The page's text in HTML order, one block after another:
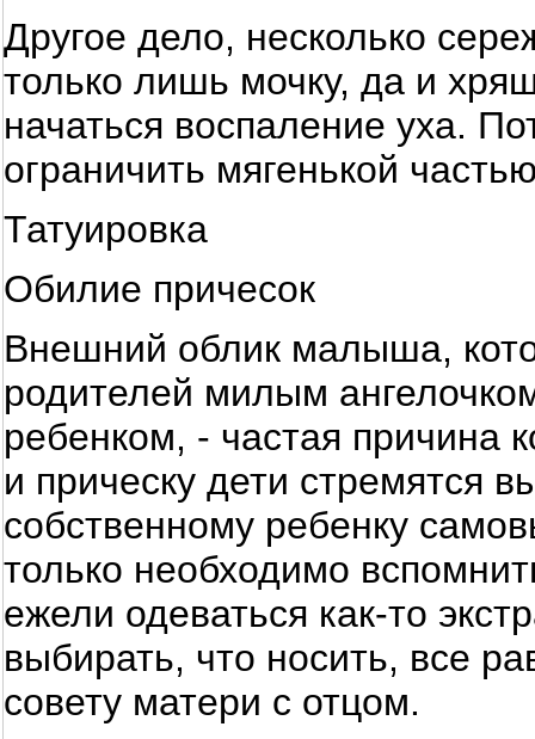
Другое дело, несколько
только лишь мочку, да и
начаться воспаление уха.
ограничить мягенькой
Татуировка
Обилие причесок
Внешний облик малыша,
родителей милым
ребенком, - частая причина
и прическу дети стремятся
собственному ребенку
только необходимо
ежели одеваться как-то
выбирать, что носить, все
совету матери с отцом.